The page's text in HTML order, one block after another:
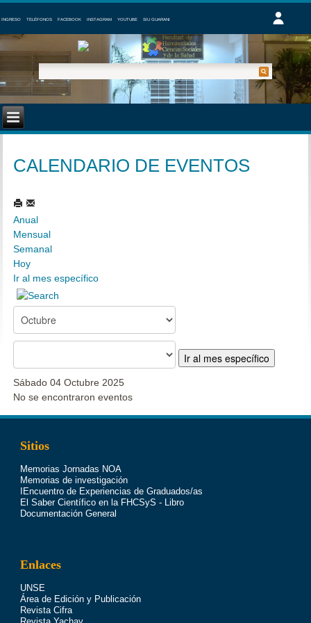
INGRESO TELÉFONOS FACEBOOK INSTAGRAM YOUTUBE SIU GUARANI
CALENDARIO DE EVENTOS
Anual
Mensual
Semanal
Hoy
Ir al mes específico
Ir al mes específico
Sábado 04 Octubre 2025
No se encontraron eventos
Sitios
Memorias Jornadas NOA
Memorias de investigación
IEncuentro de Experiencias de Graduados/as
El Saber Científico en la FHCSyS - Libro
Documentación General
Enlaces
UNSE
Área de Edición y Publicación
Revista Cifra